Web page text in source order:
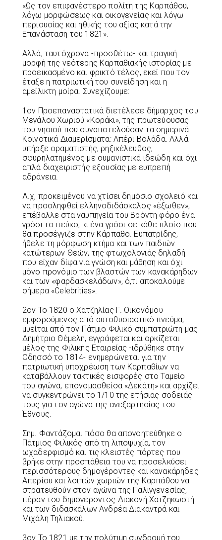
«Ως τον επιφανέστερο πολίτη της Καρπάθου,
λόγω μορφώσεως και οικογενείας και λόγω
περιουσίας και ηθικής του αξίας κατά την
Επανάσταση του 1821».
Aλλά, ταυτόχρονα -προσθέτω- και τραγική
μορφή της νεότερης Καρπαθιακής ιστορίας με
προεικασμένο και φρικτό τέλος, εκεί που τον
έταξε η πατριωτική του συνείδηση και η
αμείλικτη μοίρα. Συνεχίζουμε:
1ον Προεπαναστατικά διετέλεσε δήμαρχος του
Μεγάλου Χωριού «Κοράκι», της πρωτεύουσας
του νησιού που συναποτελούσαν τα σημερινά
Κοινοτικά Διαμερίσματα: Απέρι Βολάδα. Αλλά
υπήρξε οραματιστής, ρηξικέλευθος,
σφυρηλατημένος με ουμανιστικά ιδεώδη και όχι
απλά διαχειριστής εξουσίας με ευπρεπή
αδράνεια.
Λ.χ, προκειμένου να χτίσει δημόσιο σχολειό και
να προσληφθεί ελληνοδιδάσκαλος «έξωθεν»,
επέβαλλε στα ναυπηγεία του Βρόντη φόρο ένα
γρόσι το πεύκο, κι ένα γρόσι σε κάθε πλοίο που
θα προσέγγιζε στην Κάρπαθο. Ευπατρίδης,
ήθελε τη μόρφωση κτήμα και των παιδιών
κατώτερων Θεών, της φτωχολογιάς δηλαδή
που είχαν δίψα για γνώση και μάθηση και όχι
μόνο προνόμιο των βλαστών των κανακάρηδων
και των «φαρδασκελάδων», ό,τι αποκαλούμε
σήμερα «Celebrities».
2ον Το 1820 ο Χατζηλίας Γ. Οικονόμου
εμφορούμενος από αυτοθυσιαστικό πνεύμα,
μυείται από τον Πάτμιο Φιλικό συμπατριώτη μας
Δημήτριο Θέμελη, εγγράφεται και ορκίζεται
μέλος της Φιλικής Εταιρείας -ιδρύθηκε στην
Οδησσό το 1814- ενημερώνεται για την
πατριωτική υποχρέωση των Καρπαθίων να
καταβάλλουν τακτικές εισφορές στο Ταμείο
του αγώνα, επονομασθείσα «Δεκάτη» και αρχίζει
να συγκεντρώνει το 1/10 της ετήσιας σοδειάς
τους για τον αγώνα της ανεξαρτησίας του
Έθνους.
Σημ. Φαντάζομαι πόσο θα απογοητεύθηκε ο
Πάτμιος Φιλικός από τη λιποψυχία, τον
ωχαδερφισμό και τις κλειστές πόρτες που
βρήκε στην προσπάθεια του να προσελκύσει
περισσότερους δημογέροντες και κανακάρηδες
Απερίου και λοιπών χωριών της Καρπάθου να
στρατευθούν στον αγώνα της Παλιγγενεσίας,
πέραν του δημογέροντος Διακονή Χατζηκωστή
και των διδασκάλων Ανδρέα Διακαντρά και
Μιχάλη Τηλιακού.
3ον Το 1821 με την πολύτιμη συνδρομή του